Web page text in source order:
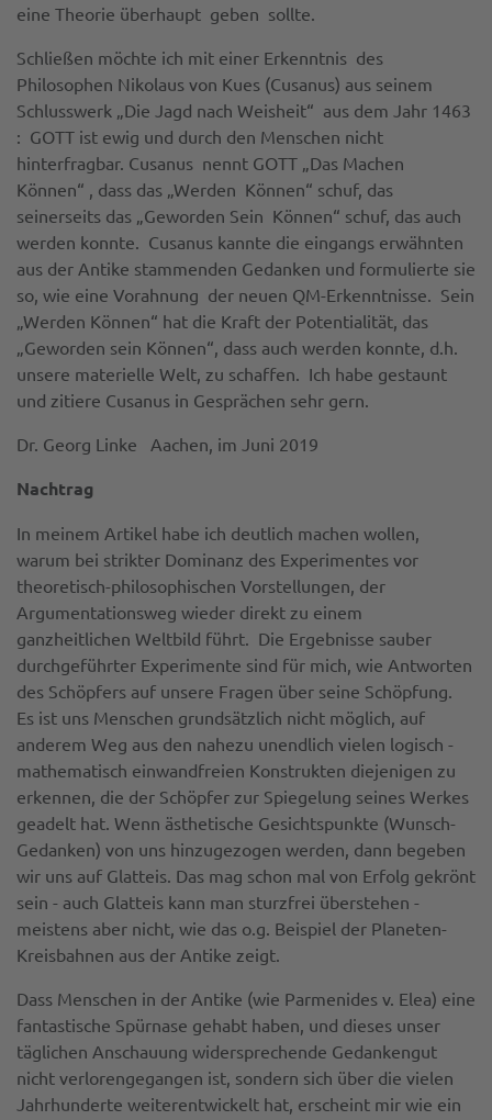
eine Theorie überhaupt geben sollte.
Schließen möchte ich mit einer Erkenntnis des
Philosophen Nikolaus von Kues (Cusanus) aus seinem
Schlusswerk „Die Jagd nach Weisheit“ aus dem Jahr 1463
: GOTT ist ewig und durch den Menschen nicht
hinterfragbar. Cusanus nennt GOTT „Das Machen
Können“ , dass das „Werden Können“ schuf, das
seinerseits das „Geworden Sein Können“ schuf, das auch
werden konnte. Cusanus kannte die eingangs erwähnten
aus der Antike stammenden Gedanken und formulierte sie
so, wie eine Vorahnung der neuen QM-Erkenntnisse. Sein
„Werden Können“ hat die Kraft der Potentialität, das
„Geworden sein Können“, dass auch werden konnte, d.h.
unsere materielle Welt, zu schaffen. Ich habe gestaunt
und zitiere Cusanus in Gesprächen sehr gern.
Dr. Georg Linke Aachen, im Juni 2019
Nachtrag
In meinem Artikel habe ich deutlich machen wollen,
warum bei strikter Dominanz des Experimentes vor
theoretisch-philosophischen Vorstellungen, der
Argumentationsweg wieder direkt zu einem
ganzheitlichen Weltbild führt. Die Ergebnisse sauber
durchgeführter Experimente sind für mich, wie Antworten
des Schöpfers auf unsere Fragen über seine Schöpfung.
Es ist uns Menschen grundsätzlich nicht möglich, auf
anderem Weg aus den nahezu unendlich vielen logisch -
mathematisch einwandfreien Konstrukten diejenigen zu
erkennen, die der Schöpfer zur Spiegelung seines Werkes
geadelt hat. Wenn ästhetische Gesichtspunkte (Wunsch-
Gedanken) von uns hinzugezogen werden, dann begeben
wir uns auf Glatteis. Das mag schon mal von Erfolg gekrönt
sein - auch Glatteis kann man sturzfrei überstehen -
meistens aber nicht, wie das o.g. Beispiel der Planeten-
Kreisbahnen aus der Antike zeigt.
Dass Menschen in der Antike (wie Parmenides v. Elea) eine
fantastische Spürnase gehabt haben, und dieses unser
täglichen Anschauung widersprechende Gedankengut
nicht verlorengegangen ist, sondern sich über die vielen
Jahrhunderte weiterentwickelt hat, erscheint mir wie ein